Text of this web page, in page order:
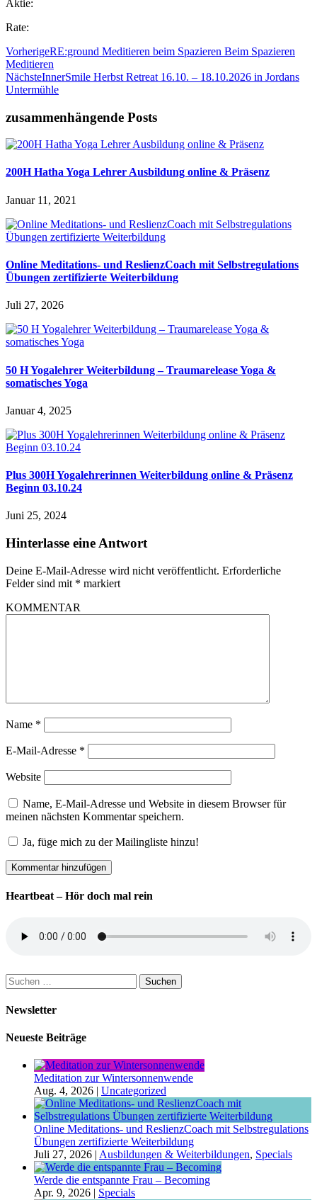
Aktie:
Rate:
VorherigeRE:ground Meditieren beim Spazieren Beim Spazieren
Meditieren
NächsteInnerSmile Herbst Retreat 16.10. – 18.10.2026 in Jordans
Untermühle
zusammenhängende Posts
200H Hatha Yoga Lehrer Ausbildung online & Präsenz
Januar 11, 2021
Online Meditations- und ReslienzCoach mit Selbstregulations
Übungen zertifizierte Weiterbildung
Juli 27, 2026
50 H Yogalehrer Weiterbildung – Traumarelease Yoga &
somatisches Yoga
Januar 4, 2025
Plus 300H Yogalehrerinnen Weiterbildung online & Präsenz
Beginn 03.10.24
Juni 25, 2024
Hinterlasse eine Antwort
Deine E-Mail-Adresse wird nicht veröffentlicht. Erforderliche
Felder sind mit * markiert
KOMMENTAR
Name *
E-Mail-Adresse *
Website
Name, E-Mail-Adresse und Website in diesem Browser für
meinen nächsten Kommentar speichern.
Ja, füge mich zu der Mailingliste hinzu!
Heartbeat – Hör doch mal rein
Suchen
nach:
Newsletter
Neueste Beiträge
Meditation zur Wintersonnenwende
Aug. 4, 2026 | Uncategorized
Online Meditations- und ReslienzCoach mit Selbstregulations
Übungen zertifizierte Weiterbildung
Juli 27, 2026 | Ausbildungen & Weiterbildungen, Specials
Werde die entspannte Frau – Becoming
Apr. 9, 2026 | Specials